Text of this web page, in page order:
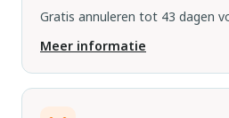
Gratis annuleren tot 43 dagen
Meer informatie